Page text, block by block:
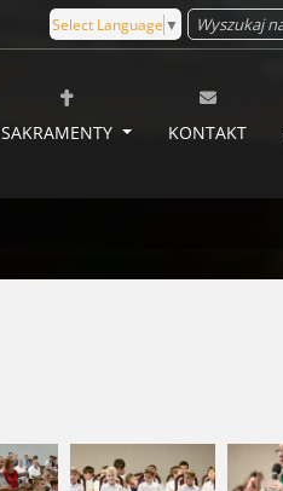
Select Language ▼
SAKRAMENTY KONTAKT